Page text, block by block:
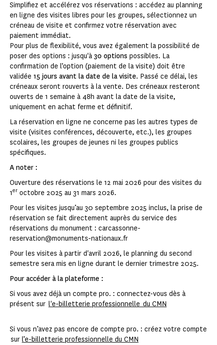
Simplifiez et accélérez vos réservations : accédez au planning
en ligne des visites libres pour les groupes, sélectionnez un
créneau de visite et confirmez votre réservation avec
paiement immédiat.
Pour plus de flexibilité, vous avez également la possibilité de
poser des options : jusqu'à 30 options possibles. La
confirmation de l‘option (paiement de la visite) doit être
validée 15 jours avant la date de la visite. Passé ce délai, les
créneaux seront rouverts à la vente. Des créneaux resteront
ouverts de 1 semaine à 48h avant la date de la visite,
uniquement en achat ferme et définitif.
La réservation en ligne ne concerne pas les autres types de
visite (visites conférences, découverte, etc.), les groupes
scolaires, les groupes de jeunes ni les groupes publics
spécifiques.
A noter :
Ouverture des réservations le 12 mai 2026 pour des visites du
1er octobre 2025 au 31 mars 2026.
Pour les visites jusqu’au 30 septembre 2025 inclus, la prise de
réservation se fait directement auprès du service des
réservations du monument : carcassonne-
reservation@monuments-nationaux.fr
Pour les visites à partir d'avril 2026, le planning du second
semestre sera mis en ligne durant le dernier trimestre 2025.
Pour accéder à la plateforme :
Si vous avez déjà un compte pro. : connectez-vous dès à
présent sur l'e-billetterie professionnelle du CMN
Si vous n’avez pas encore de compte pro. : créez votre compte
sur l’e-billetterie professionnelle du CMN